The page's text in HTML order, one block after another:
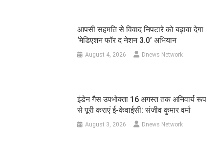
आपसी सहमति से विवाद निपटारे को बढ़ावा देगा
‘मेडिएशन फॉर द नेशन 3.0’ अभियान
August 4, 2026 Dnews Network
इंडेन गैस उपभोक्ता 16 अगस्त तक अनिवार्य रूप
से पूरी कराएं ई-केवाईसी: संजीव कुमार वर्मा
August 3, 2026 Dnews Network